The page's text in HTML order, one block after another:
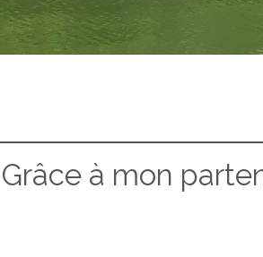
Grâce à mon